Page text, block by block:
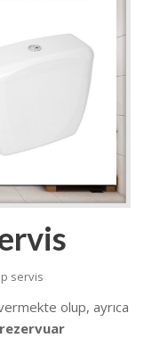
servis
olup, ayrıca
rezervuar